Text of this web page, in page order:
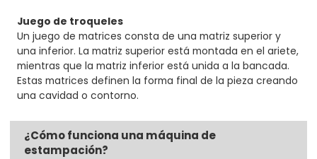
Juego de troqueles
Un juego de matrices consta de una matriz superior y
una inferior. La matriz superior está montada en el ariete,
mientras que la matriz inferior está unida a la bancada.
Estas matrices definen la forma final de la pieza creando
una cavidad o contorno.
¿Cómo funciona una máquina de
estampación?